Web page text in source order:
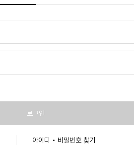
로그인
아이디 • 비밀번호 찾기